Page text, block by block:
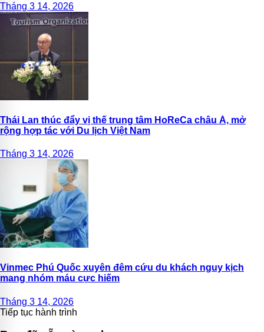
Tháng 3 14, 2026
Thái Lan thúc đẩy vị thế trung tâm HoReCa châu Á, mở
rộng hợp tác với Du lịch Việt Nam
Tháng 3 14, 2026
Vinmec Phú Quốc xuyên đêm cứu du khách nguy kịch
mang nhóm máu cực hiếm
Tháng 3 14, 2026
Tiếp tục hành trình